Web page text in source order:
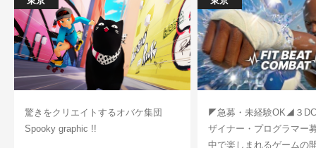
驚きをクリエイトするオバケ集団
Spooky graphic !!
◤急募・未経験OK◢３
ザイナー・プログラマー
中で楽しまれるゲームの